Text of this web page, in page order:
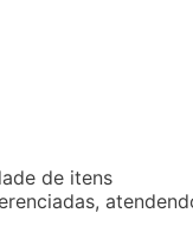
de itens